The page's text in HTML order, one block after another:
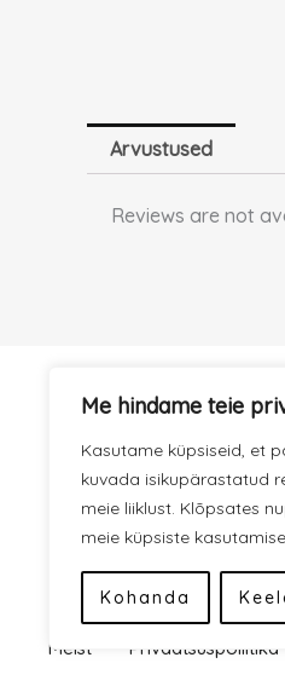
Me hindame teie
Kasutame küpsiseid, et
kuvada isikupärastatud
meie liiklust. Klõpsates
meie küpsiste
Kohanda
Arvustused
Reviews are not
Hoolitseme
jõuaks kiiresti
Meist Privaatsuspoliitika